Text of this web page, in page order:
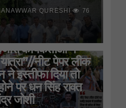
QURESHI 76
PRADESH
के इस्तीफे की मांग
दल ने जमकर किया
कार्यकर्ताओं ने
नीट पेपर लीक
ने इस्तीफा दिया तो
पर धन सिंह रावत
जोशी